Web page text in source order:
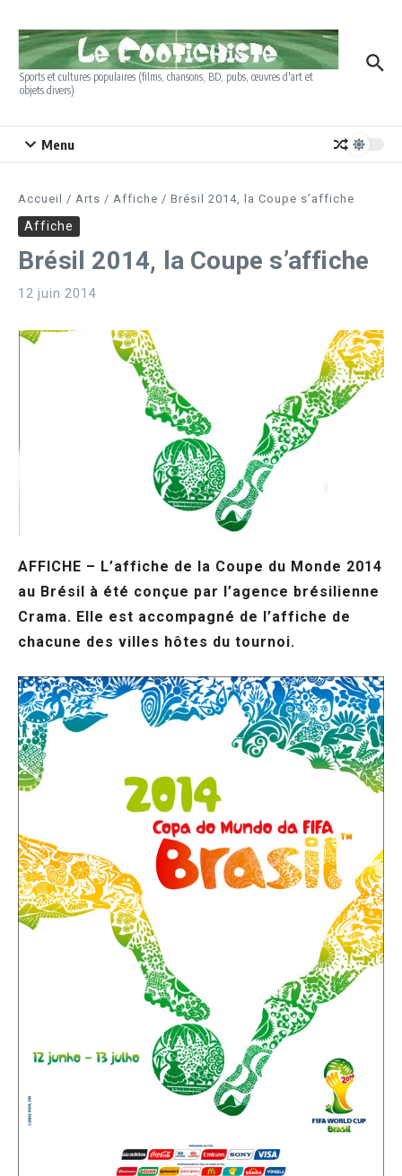
Sports et cultures populaires (films, chansons, BD, pubs, œuvres d'art et
objets divers)
Menu
Accueil / Arts / Affiche / Brésil 2014, la Coupe s’affiche
Affiche
Brésil 2014, la Coupe s’affiche
12 juin 2014
AFFICHE – L’affiche de la Coupe du Monde 2014
au Brésil à été conçue par l’agence brésilienne
Crama. Elle est accompagné de l’affiche de
chacune des villes hôtes du tournoi.